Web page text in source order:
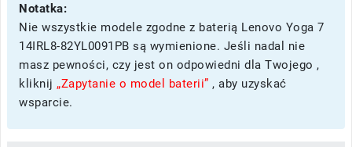
Notatka:
Nie wszystkie modele zgodne z baterią Lenovo Yoga 7
14IRL8-82YL0091PB są wymienione. Jeśli nadal nie
masz pewności, czy jest on odpowiedni dla Twojego ,
kliknij „Zapytanie o model baterii” , aby uzyskać
wsparcie.